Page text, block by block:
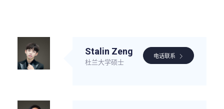
Stalin Zeng
杜兰大学硕士
电话联系